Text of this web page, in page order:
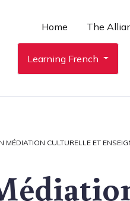
Home The
Learning French
MÉDIATION CULTURELLE ET